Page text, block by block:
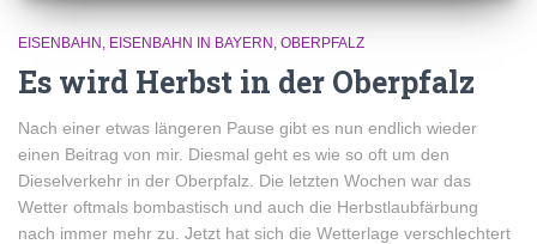
EISENBAHN EISENBAHN IN BAYERN OBERPFALZ
Es wird Herbst in der Oberpfalz
Nach einer etwas längeren Pause gibt es nun endlich wieder
einen Beitrag von mir. Diesmal geht es wie so oft um den
Dieselverkehr in der Oberpfalz. Die letzten Wochen war das
Wetter oftmals bombastisch und auch die Herbstlaubfärbung
nach immer mehr zu. Jetzt hat sich die Wetterlage verschlechtert